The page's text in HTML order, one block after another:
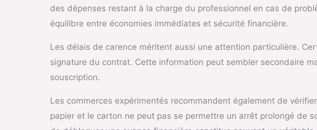
des dépenses restant à la charge du professionnel en cas de
équilibre entre économies immédiates et sécurité financière.
Les délais de carence méritent aussi une attention particulière.
signature du contrat. Cette information peut sembler secondaire
souscription.
Les commerces expérimentés recommandent également de
papier et le carton ne peut pas se permettre un arrêt prolongé de